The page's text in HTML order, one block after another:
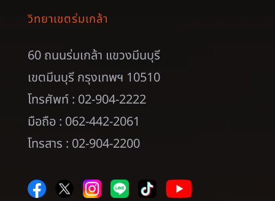
วิทยาเขตร่มเกล้า
60 ถนนร่มเกล้า แขวงมีนบุรี
เขตมีนบุรี กรุงเทพฯ 10510
โทรศัพท์ : 02-904-2222
มือถือ : 062-442-2061
โทรสาร : 02-904-2200